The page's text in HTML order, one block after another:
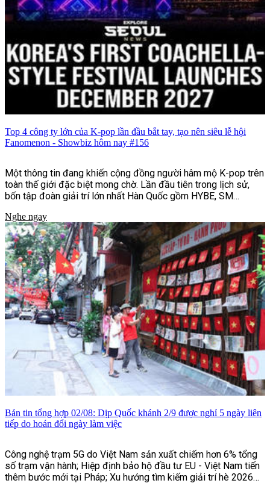
Top 4 công ty lớn của K-pop lần đầu bắt tay, tạo nên siêu lễ hội
Fanomenon - Showbiz hôm nay #156
Một thông tin đang khiến cộng đồng người hâm mộ K-pop trên
toàn thế giới đặc biệt mong chờ. Lần đầu tiên trong lịch sử,
bốn tập đoàn giải trí lớn nhất Hàn Quốc gồm HYBE, SM
cùng bắt tay tổ chức lễ hội âm nhạc và văn hóa quy mô quốc tế
mang tên Fanomenon.
Nghe ngay
Bản tin tổng hợp 02/08: Dịp Quốc khánh 2/9 được nghỉ 5 ngày liên
tiếp do hoán đổi ngày làm việc
Công nghệ trạm 5G do Việt Nam sản xuất chiếm hơn 6% tổng
số trạm vận hành; Hiệp định bảo hộ đầu tư EU - Việt Nam tiến
thêm bước mới tại Pháp; Xu hướng tìm kiếm giải trí hè 2026